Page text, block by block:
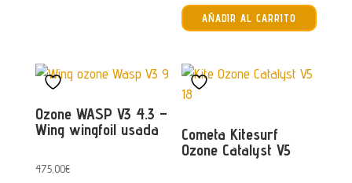
tiene
múltiples
Las
opciones
pueden
elegir
AÑADIR AL CARRITO
Ozone WASP V3 4.3 –
Wing wingfoil usada
475,00€
Cometa Kitesurf
Ozone Catalyst V5